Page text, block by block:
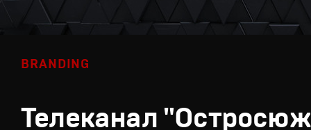
BRANDING
Телеканал